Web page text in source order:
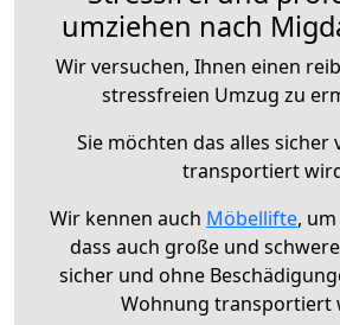
umziehen nach
Wir versuchen, Ihnen einen
stressfreien Umzug zu
Sie möchten das alles sicher
transportiert
Wir kennen auch Möbellifte,
dass auch große und
sicher und ohne
Wohnung transportiert